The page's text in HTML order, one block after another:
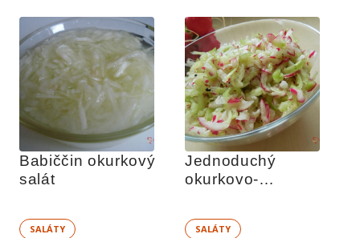
Babiččin okurkový
salát
SALÁTY
Jednoduchý
okurkovo-
SALÁTY